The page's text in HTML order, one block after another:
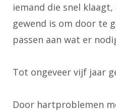
iemand die snel
gewend is om door te
passen aan wat er
Tot ongeveer vijf jaar
Door hartproblemen